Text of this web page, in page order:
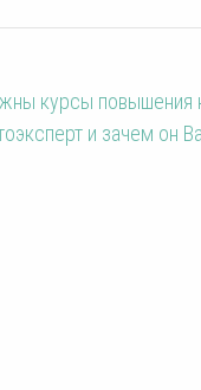
курсы повышения
и зачем он